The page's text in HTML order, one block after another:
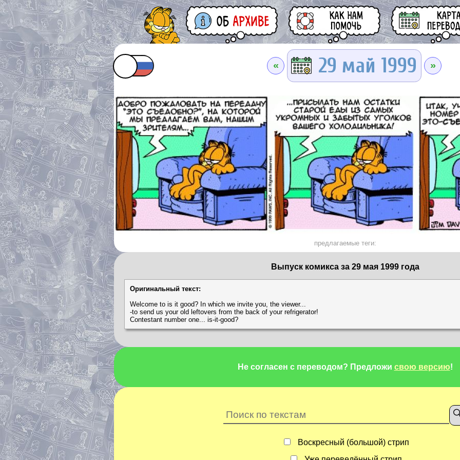
« 29 май 1999 »
предлагаемые теги:
Выпуск комикса за 29 мая 1999 года
Оригинальный текст:
Welcome to is it good? In which we invite you, the viewer...
-to send us your old leftovers from the back of your refrigerator!
Contestant number one... is-it-good?
Не согласен с переводом? Предложи свою версию!
Воскресный (большой) стрип